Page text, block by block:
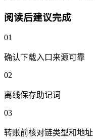
阅读后建议完成
01
确认下载入口来源可靠
02
离线保存助记词
03
转账前核对链类型和地址